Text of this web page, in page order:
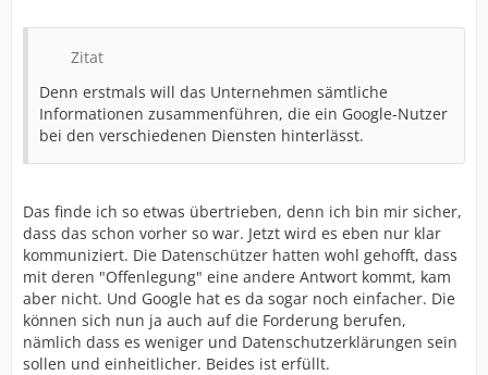
Zitat
Denn erstmals will das Unternehmen sämtliche
Informationen zusammenführen, die ein Google-Nutzer
bei den verschiedenen Diensten hinterlässt.
Das finde ich so etwas übertrieben, denn ich bin mir sicher,
dass das schon vorher so war. Jetzt wird es eben nur klar
kommuniziert. Die Datenschützer hatten wohl gehofft, dass
mit deren "Offenlegung" eine andere Antwort kommt, kam
aber nicht. Und Google hat es da sogar noch einfacher. Die
können sich nun ja auch auf die Forderung berufen,
nämlich dass es weniger und Datenschutzerklärungen sein
sollen und einheitlicher. Beides ist erfüllt.